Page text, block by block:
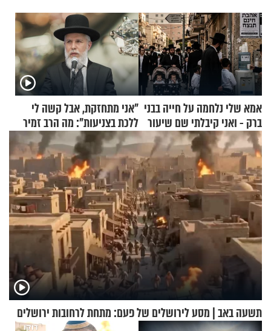
אמא שלי נלחמה על חייה בבני
ברק - ואני קיבלתי שם שיעור
באהבת חינם
"אני מתחזקת, אבל קשה לי
ללכת בצניעות": מה הרב זמיר
כהן המליץ לה לעשות?
תשעה באב | מסע לירושלים של פעם: מתחת לרחובות ירושלים